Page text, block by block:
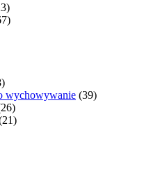
wychowywanie (39)